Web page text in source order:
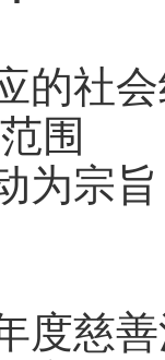
的社
围
为宗
度慈